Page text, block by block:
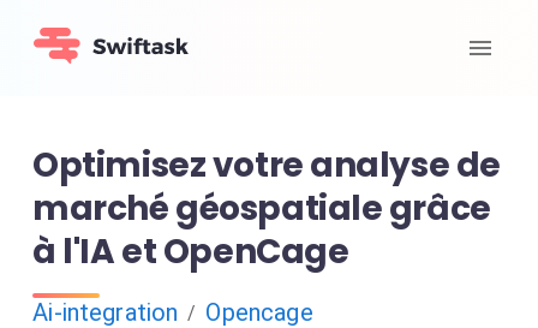
Optimisez votre analyse de
marché géospatiale grâce
à l'IA et OpenCage
Ai-integration / Opencage